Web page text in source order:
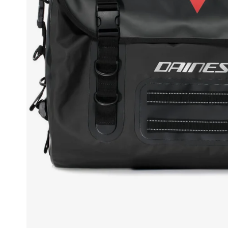
helmen
helmen
motorhelmen
back
motorhelmen